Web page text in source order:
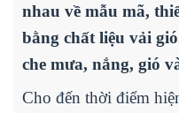
nhau về mẫu mã,
bằng chất liệu vải
che mưa, nắng, gió
Cho đến thời điểm